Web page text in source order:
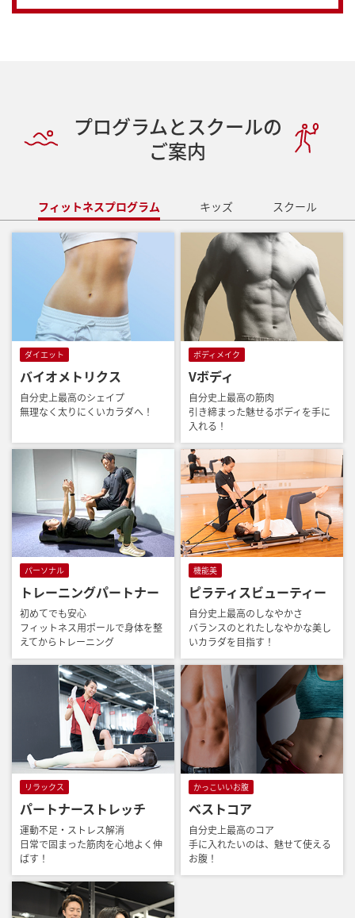
プログラムとスクールの
ご案内
フィットネスプログラム キッズ スクール
ダイエット
バイオメトリクス
自分史上最高のシェイプ
無理なく太りにくいカラダへ！
ボディメイク
Vボディ
自分史上最高の筋肉
引き締まった魅せるボディを手に
入れる！
パーソナル
トレーニングパートナー
初めてでも安心
フィットネス用ポールで身体を整
えてからトレーニング
機能美
ピラティスビューティー
自分史上最高のしなやかさ
バランスのとれたしなやかな美し
いカラダを目指す！
リラックス
パートナーストレッチ
運動不足・ストレス解消
日常で固まった筋肉を心地よく伸
ばす！
かっこいいお腹
ベストコア
自分史上最高のコア
手に入れたいのは、魅せて使える
お腹！